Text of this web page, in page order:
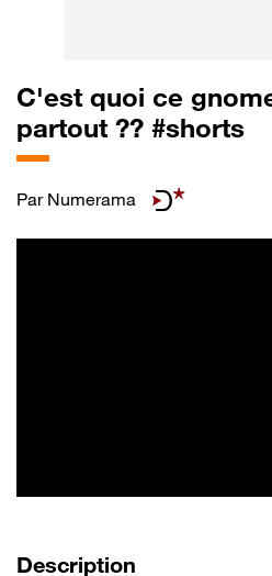
C'est quoi ce
partout ?? #shorts
Par Numerama
Description